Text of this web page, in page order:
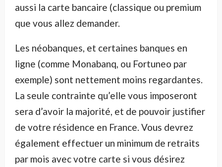
aussi la carte bancaire (classique ou premium
que vous allez demander.
Les néobanques, et certaines banques en
ligne (comme Monabanq, ou Fortuneo par
exemple) sont nettement moins regardantes.
La seule contrainte qu’elle vous imposeront
sera d’avoir la majorité, et de pouvoir justifier
de votre résidence en France. Vous devrez
également effectuer un minimum de retraits
par mois avec votre carte si vous désirez